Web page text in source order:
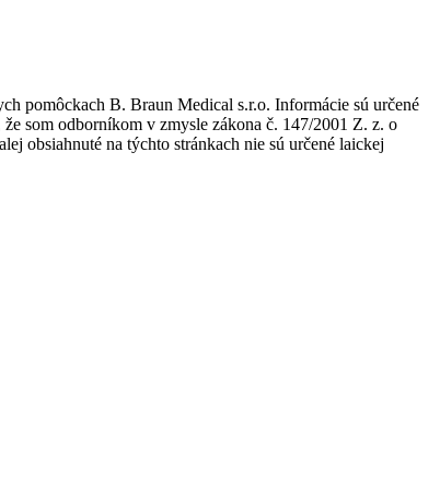
pomôckach B. Braun Medical s.r.o. Informácie sú určené
som odborníkom v zmysle zákona č. 147/2001 Z. z. o
obsiahnuté na týchto stránkach nie sú určené laickej